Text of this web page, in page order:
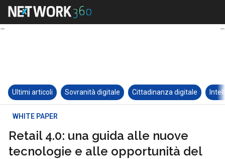
Ultimi articoli Sovranità digitale Cittadinanza digitale
WHITE PAPER
Retail 4.0: una guida alle nuove
tecnologie e alle opportunità del